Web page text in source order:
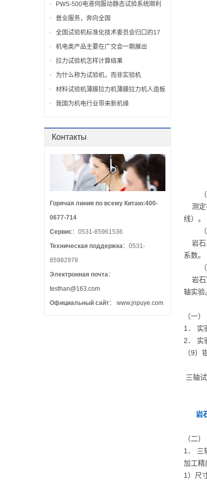
（一
测定
线）。
（二
岩石
系数。
（三
岩石
轴实验
（一
1． 实
2． 实
（9
三轴
2、
岩
（二
1． 三
加工精
1）尺
PWS-500电液伺服动静态试验系统顺利
安装调试完毕
普业服务，奔向全国
全国试验机标准化技术委员会归口的17
项行业标准
机电类产品主要在广交会一期展出
拉力试验机怎样计算结果
为什么称为试验机，而非实验机
材料试验机薄膜拉力机薄膜拉力机人造板
试验机
我国为机电行业带来新机缘
Контакты
Горячая линия по всему Китаю:400-
0677-714
Сервис：0531-85961536
Техническая поддержка：0531-
85982978
Электронная почта：
testhan@163.com
Официальный сайт： www.jnpuye.com